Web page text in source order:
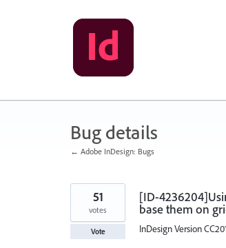
Bug details
← Adobe InDesign: Bugs
[ID-
base them on
InDesign Version
51
votes
Vote